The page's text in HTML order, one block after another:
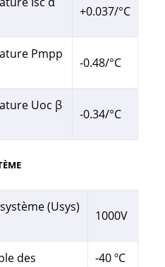
+0.037/°C
Pmpp
-0.48/°C
Uoc β
-0.34/°C
(Usys)
1000V
des
-40 ºC